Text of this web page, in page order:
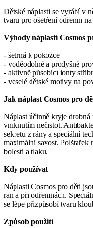
Dětské náplasti se vyrábí v
tvaru pro ošetření odřenin
Výhody náplastí Cosmos
- šetrná k pokožce
- voděodolné a prodyšné
- aktivně působící ionty
- veselé dětské motivy na
Jak náplast Cosmos pro
Náplast účinně kryje drobná
vniknutím nečistot.
sekretu z rány a speciální
maximální savost.
bolesti a tlaku.
Kdy používat
Náplasti Cosmos pro děti
ran a při odřeninách.
se lépe přizpůsobí tvaru
Způsob použití